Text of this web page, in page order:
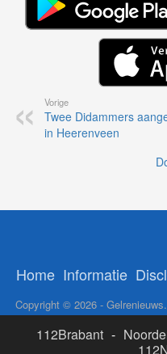
Vorige
Twee Didammers
in Heerenveen
Home Informatie
Copyright © 2026 -
112Brabant -